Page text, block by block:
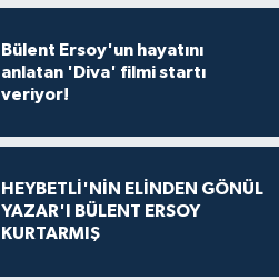
Bülent Ersoy'un hayatını
anlatan 'Diva' filmi startı
veriyor!
HEYBETLİ'NİN ELİNDEN GÖNÜL
YAZAR'I BÜLENT ERSOY
KURTARMIŞ